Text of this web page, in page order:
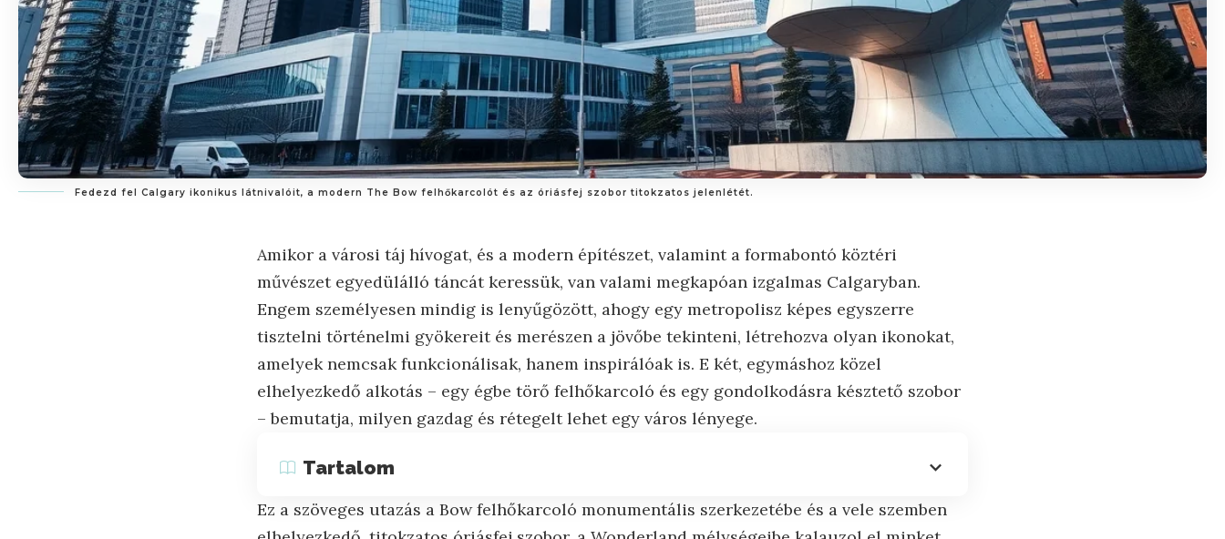
Fedezd fel Calgary ikonikus látnivalóit, a modern The Bow felhőkarcolót és az óriásfej szobor titokzatos jelenlétét.
Amikor a városi táj hívogat, és a modern építészet, valamint a formabontó köztéri
művészet egyedülálló táncát keressük, van valami megkapóan izgalmas Calgaryban.
Engem személyesen mindig is lenyűgözött, ahogy egy metropolisz képes egyszerre
tisztelni történelmi gyökereit és merészen a jövőbe tekinteni, létrehozva olyan ikonokat,
amelyek nemcsak funkcionálisak, hanem inspirálóak is. E két, egymáshoz közel
elhelyezkedő alkotás – egy égbe törő felhőkarcoló és egy gondolkodásra késztető szobor
– bemutatja, milyen gazdag és rétegelt lehet egy város lényege.
Tartalom
Ez a szöveges utazás a Bow felhőkarcoló monumentális szerkezetébe és a vele szemben